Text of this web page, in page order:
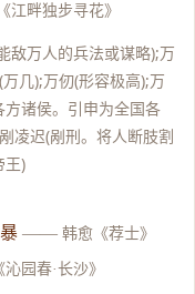
江畔独步寻花》
敌万人的兵法或谋略);万
几);万仞(形容极高);万
诸侯。引申为全国各
凌迟(剐刑。将人断肢割
王)
—— 韩愈《荐士》
园春·长沙》